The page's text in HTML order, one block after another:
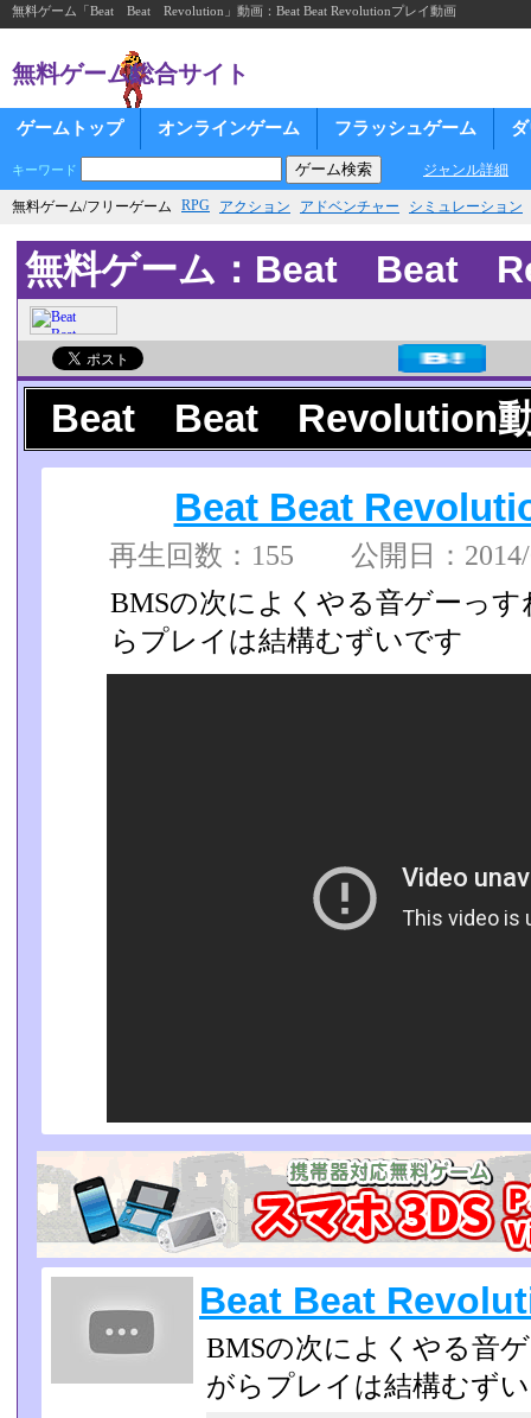
無料ゲーム「Beat Beat Revolution」動画：Beat Beat Revolutionプレイ動画
無料ゲーム総合サイト
ゲームトップ オンラインゲーム フラッシュゲーム
キーワード ジャンル詳細
無料ゲーム/フリーゲーム RPG アクション アドベンチャー シミュレーション
無料ゲーム：Beat Beat
Beat Beat Revolution
Beat Beat
再生回数：155 公開日：
BMSの次によくやる音ゲーっ
らプレイは結構むずいです
Beat Beat
BMSの次によくやる音
がらプレイは結構むず